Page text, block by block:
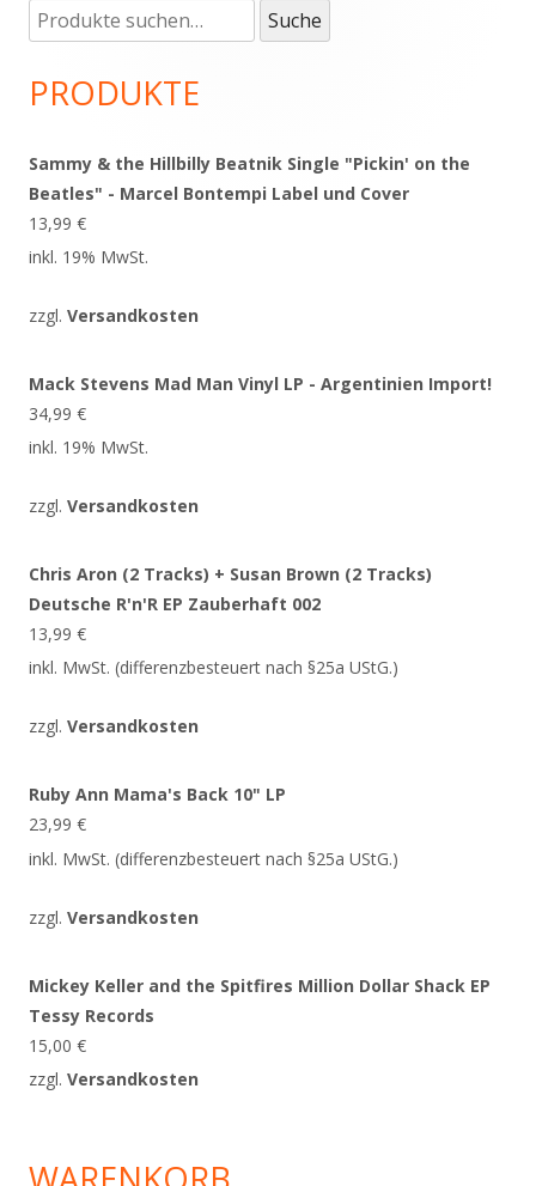
Haupt-
Seitenleiste
Suche
nach:
Suche
PRODUKTE
Sammy & the Hillbilly Beatnik Single "Pickin' on the
Beatles" - Marcel Bontempi Label und Cover
13,99 €
inkl. 19% MwSt.
zzgl. Versandkosten
Mack Stevens Mad Man Vinyl LP - Argentinien Import!
34,99 €
inkl. 19% MwSt.
zzgl. Versandkosten
Chris Aron (2 Tracks) + Susan Brown (2 Tracks)
Deutsche R'n'R EP Zauberhaft 002
13,99 €
inkl. MwSt. (differenzbesteuert nach §25a UStG.)
zzgl. Versandkosten
Ruby Ann Mama's Back 10" LP
23,99 €
inkl. MwSt. (differenzbesteuert nach §25a UStG.)
zzgl. Versandkosten
Mickey Keller and the Spitfires Million Dollar Shack EP
Tessy Records
15,00 €
zzgl. Versandkosten